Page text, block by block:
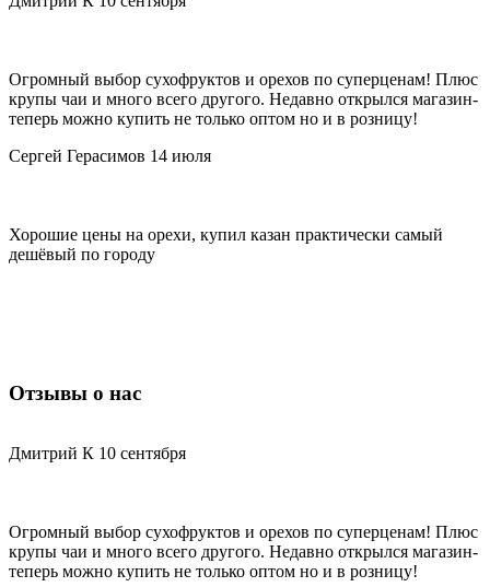
Огромный выбор сухофруктов и орехов по суперценам! Плюс
крупы чаи и много всего другого. Недавно открылся магазин-
теперь можно купить не только оптом но и в розницу!
Сергей Герасимов 14 июля
Хорошие цены на орехи, купил казан практически самый
дешёвый по городу
Отзывы о нас
Дмитрий К 10 сентября
Огромный выбор сухофруктов и орехов по суперценам! Плюс
крупы чаи и много всего другого. Недавно открылся магазин-
теперь можно купить не только оптом но и в розницу!